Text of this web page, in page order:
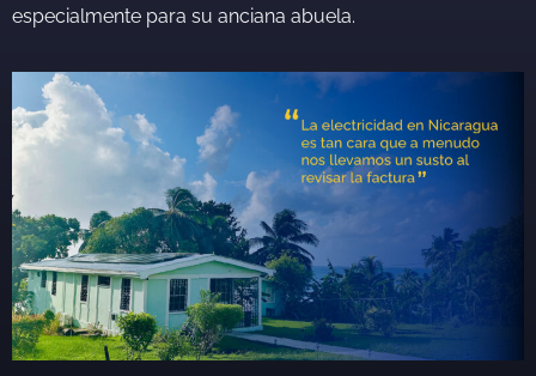
especialmente para su anciana abuela.